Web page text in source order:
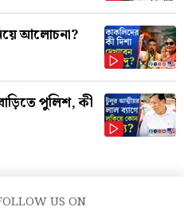
আলোচনা?
পুলিশ, কী
US ON